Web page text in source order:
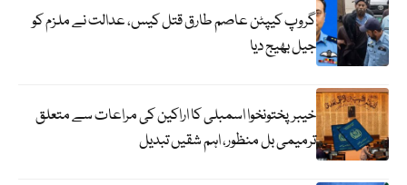
گروپ کیپٹن عاصم طارق قتل کیس، عدالت نے ملزم کو
جیل بھیج دیا
خیبرپختونخوا اسمبلی کا اراکین کی مراعات سے متعلق
ترمیمی بل منظور، اہم شقیں تبدیل